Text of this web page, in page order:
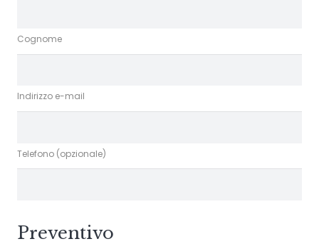
Cognome
Indirizzo e-mail
Telefono (opzionale)
Preventivo